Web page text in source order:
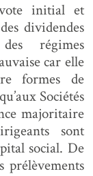
initial et
dividendes
régimes
car elle
formes de
Sociétés
majoritaire
sont
social. De
prélèvements